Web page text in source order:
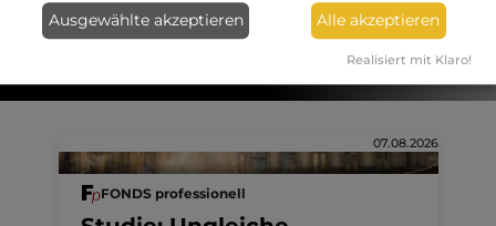
07.08.2026
FONDS professionell
Ausgewählte akzeptieren Alle akzeptieren
Realisiert mit Klaro!